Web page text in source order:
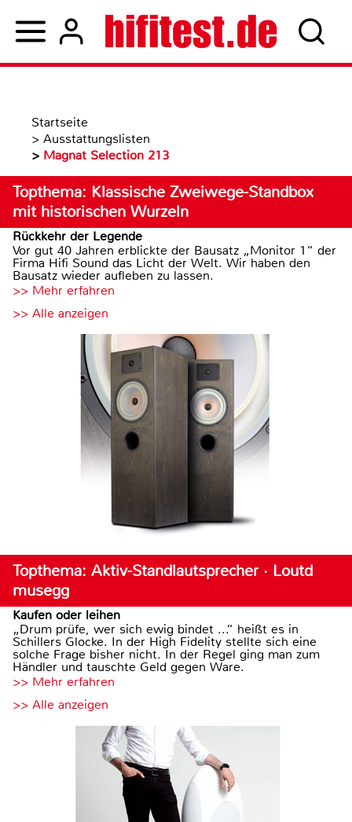
Startseite
> Ausstattungslisten
> Magnat Selection 213
Topthema: Klassische Zweiwege-Standbox
mit historischen Wurzeln
Rückkehr der Legende
Vor gut 40 Jahren erblickte der Bausatz „Monitor 1“ der
Firma Hifi Sound das Licht der Welt. Wir haben den
Bausatz wieder aufleben zu lassen.
>> Mehr erfahren
>> Alle anzeigen
Topthema: Aktiv-Standlautsprecher · Loutd
musegg
Kaufen oder leihen
„Drum prüfe, wer sich ewig bindet ...“ heißt es in
Schillers Glocke. In der High Fidelity stellte sich eine
solche Frage bisher nicht. In der Regel ging man zum
Händler und tauschte Geld gegen Ware.
>> Mehr erfahren
>> Alle anzeigen